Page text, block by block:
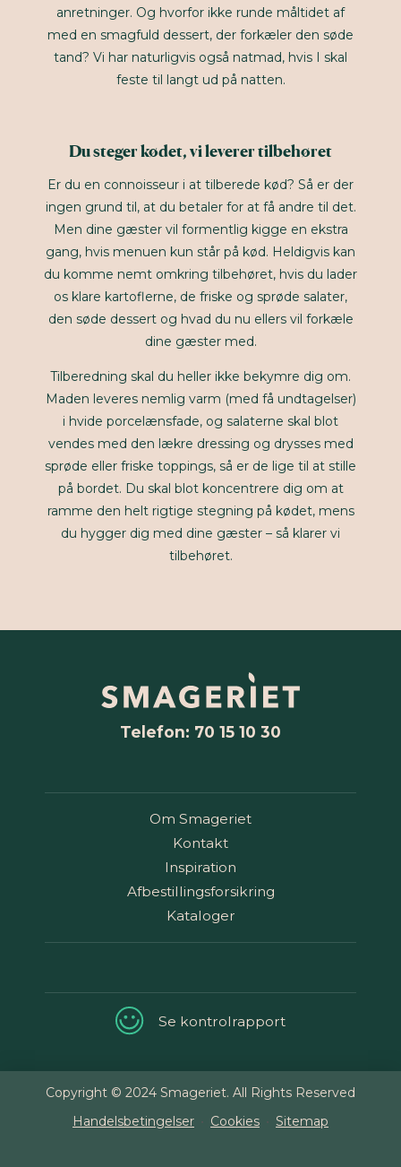
anretninger. Og hvorfor ikke runde måltidet af
med en smagfuld dessert, der forkæler den søde
tand? Vi har naturligvis også natmad, hvis I skal
feste til langt ud på natten.
Du steger kødet, vi leverer tilbehøret
Er du en connoisseur i at tilberede kød? Så er der
ingen grund til, at du betaler for at få andre til det.
Men dine gæster vil formentlig kigge en ekstra
gang, hvis menuen kun står på kød. Heldigvis kan
du komme nemt omkring tilbehøret, hvis du lader
os klare kartoflerne, de friske og sprøde salater,
den søde dessert og hvad du nu ellers vil forkæle
dine gæster med.
Tilberedning skal du heller ikke bekymre dig om.
Maden leveres nemlig varm (med få undtagelser)
i hvide porcelænsfade, og salaterne skal blot
vendes med den lækre dressing og drysses med
sprøde eller friske toppings, så er de lige til at stille
på bordet. Du skal blot koncentrere dig om at
ramme den helt rigtige stegning på kødet, mens
du hygger dig med dine gæster – så klarer vi
tilbehøret.
Telefon: 70 15 10 30
Om Smageriet
Kontakt
Inspiration
Afbestillingsforsikring
Kataloger
Se kontrolrapport
Copyright © 2024 Smageriet. All Rights Reserved
Handelsbetingelser
Cookies Sitemap